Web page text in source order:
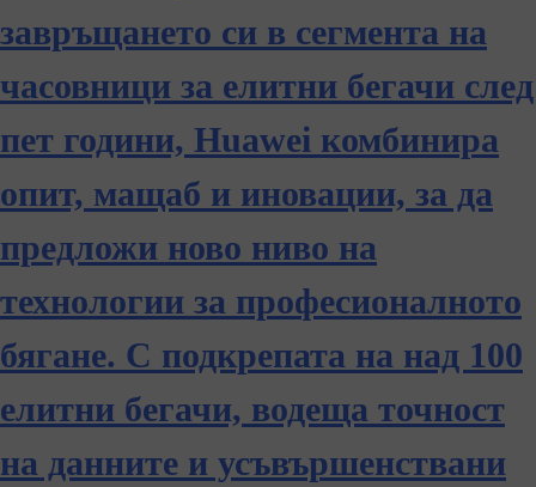
завръщането си в сегмента на
часовници за елитни бегачи след
пет години, Huawei комбинира
опит, мащаб и иновации, за да
предложи ново ниво на
технологии за професионалното
бягане. С подкрепата на над 100
елитни бегачи, водеща точност
на данните и усъвършенствани